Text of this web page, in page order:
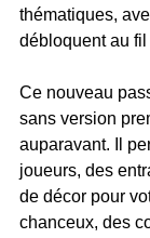
thématiques,
débloquent au
Ce nouveau
sans version
auparavant. Il
joueurs, des
de décor pour
chanceux, des